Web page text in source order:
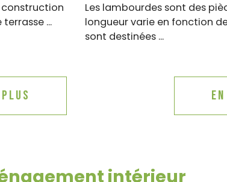
construction
...
Les lambourdes sont des
longueur varie en fonction
sont destinées ...
intérieur